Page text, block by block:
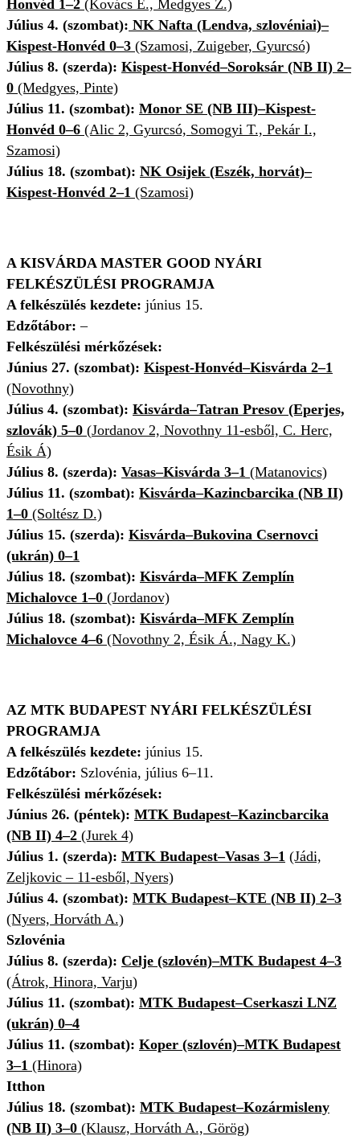
Honvéd 1–2 (Kovács E., Medgyes Z.)
Július 4. (szombat): NK Nafta (Lendva, szlovéniai)–
Kispest-Honvéd 0–3 (Szamosi, Zuigeber, Gyurcsó)
Július 8. (szerda): Kispest-Honvéd–Soroksár (NB II) 2–
0 (Medgyes, Pinte)
Július 11. (szombat): Monor SE (NB III)–Kispest-
Honvéd 0–6 (Alic 2, Gyurcsó, Somogyi T., Pekár I.,
Szamosi)
Július 18. (szombat): NK Osijek (Eszék, horvát)–
Kispest-Honvéd 2–1 (Szamosi)
A KISVÁRDA MASTER GOOD NYÁRI
FELKÉSZÜLÉSI PROGRAMJA
A felkészülés kezdete: június 15.
Edzőtábor:–
Felkészülési mérkőzések:
Június 27. (szombat): Kispest-Honvéd–Kisvárda 2–1
(Novothny)
Július 4. (szombat): Kisvárda–Tatran Presov (Eperjes,
szlovák) 5–0 (Jordanov 2, Novothny 11-esből, C. Herc,
Ésik Á)
Július 8. (szerda): Vasas–Kisvárda 3–1 (Matanovics)
Július 11. (szombat): Kisvárda–Kazincbarcika (NB II)
1–0 (Soltész D.)
Július 15. (szerda): Kisvárda–Bukovina Csernovci
(ukrán) 0–1
Július 18. (szombat): Kisvárda–MFK Zemplín
Michalovce 1–0 (Jordanov)
Július 18. (szombat): Kisvárda–MFK Zemplín
Michalovce 4–6 (Novothny 2, Ésik Á., Nagy K.)
AZ MTK BUDAPEST NYÁRI FELKÉSZÜLÉSI
PROGRAMJA
A felkészülés kezdete: június 15.
Edzőtábor: Szlovénia, július 6–11.
Felkészülési mérkőzések:
Június 26. (péntek): MTK Budapest–Kazincbarcika
(NB II) 4–2 (Jurek 4)
Július 1. (szerda): MTK Budapest–Vasas 3–1 (Jádi,
Zeljkovic – 11-esből, Nyers)
Július 4. (szombat): MTK Budapest–KTE (NB II) 2–3
(Nyers, Horváth A.)
Szlovénia
Július 8. (szerda): Celje (szlovén)–MTK Budapest 4–3
(Átrok, Hinora, Varju)
Július 11. (szombat): MTK Budapest–Cserkaszi LNZ
(ukrán) 0–4
Július 11. (szombat): Koper (szlovén)–MTK Budapest
3–1 (Hinora)
Itthon
Július 18. (szombat): MTK Budapest–Kozármisleny
(NB II) 3–0 (Klausz, Horváth A., Görög)